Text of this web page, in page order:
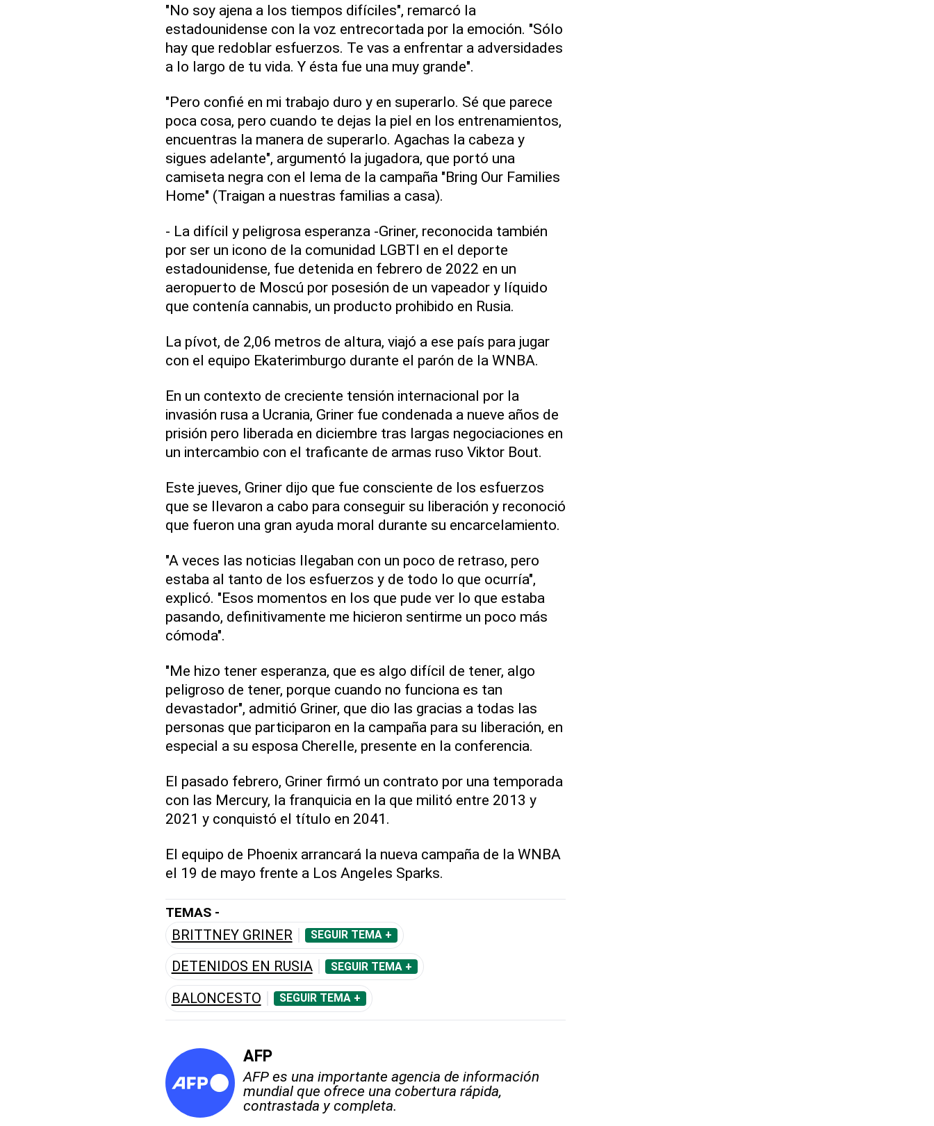
"No soy ajena a los tiempos difíciles", remarcó la
estadounidense con la voz entrecortada por la emoción. "Sólo
hay que redoblar esfuerzos. Te vas a enfrentar a adversidades
a lo largo de tu vida. Y ésta fue una muy grande".
"Pero confié en mi trabajo duro y en superarlo. Sé que parece
poca cosa, pero cuando te dejas la piel en los entrenamientos,
encuentras la manera de superarlo. Agachas la cabeza y
sigues adelante", argumentó la jugadora, que portó una
camiseta negra con el lema de la campaña "Bring Our Families
Home" (Traigan a nuestras familias a casa).
- La difícil y peligrosa esperanza -Griner, reconocida también
por ser un icono de la comunidad LGBTI en el deporte
estadounidense, fue detenida en febrero de 2022 en un
aeropuerto de Moscú por posesión de un vapeador y líquido
que contenía cannabis, un producto prohibido en Rusia.
La pívot, de 2,06 metros de altura, viajó a ese país para jugar
con el equipo Ekaterimburgo durante el parón de la WNBA.
En un contexto de creciente tensión internacional por la
invasión rusa a Ucrania, Griner fue condenada a nueve años de
prisión pero liberada en diciembre tras largas negociaciones en
un intercambio con el traficante de armas ruso Viktor Bout.
Este jueves, Griner dijo que fue consciente de los esfuerzos
que se llevaron a cabo para conseguir su liberación y reconoció
que fueron una gran ayuda moral durante su encarcelamiento.
"A veces las noticias llegaban con un poco de retraso, pero
estaba al tanto de los esfuerzos y de todo lo que ocurría",
explicó. "Esos momentos en los que pude ver lo que estaba
pasando, definitivamente me hicieron sentirme un poco más
cómoda".
"Me hizo tener esperanza, que es algo difícil de tener, algo
peligroso de tener, porque cuando no funciona es tan
devastador", admitió Griner, que dio las gracias a todas las
personas que participaron en la campaña para su liberación, en
especial a su esposa Cherelle, presente en la conferencia.
El pasado febrero, Griner firmó un contrato por una temporada
con las Mercury, la franquicia en la que militó entre 2013 y
2021 y conquistó el título en 2041.
El equipo de Phoenix arrancará la nueva campaña de la WNBA
el 19 de mayo frente a Los Angeles Sparks.
TEMAS -
BRITTNEY GRINER SEGUIR TEMA +
DETENIDOS EN RUSIA SEGUIR TEMA +
BALONCESTO SEGUIR TEMA +
AFP
AFP es una importante agencia de información
mundial que ofrece una cobertura rápida,
contrastada y completa.